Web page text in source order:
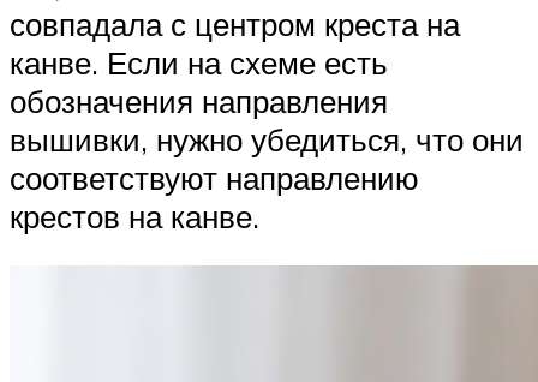
совпадала с центром креста на
канве. Если на схеме есть
обозначения направления
вышивки, нужно убедиться, что они
соответствуют направлению
крестов на канве.